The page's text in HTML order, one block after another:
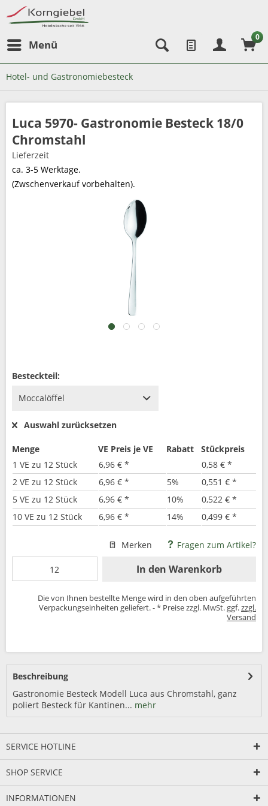
Menü
0
Hotel- und Gastronomiebesteck
Luca 5970- Gastronomie Besteck 18/0
Chromstahl
Lieferzeit
ca. 3-5 Werktage.
(Zwschenverkauf vorbehalten).
Besteckteil:
Auswahl zurücksetzen
Menge VE Preis je VE Rabatt
Stückpreis
1 VE zu 12 Stück
6,96 € *
0,58 € *
2 VE zu 12 Stück
6,96 € * 5%
0,551 € *
5 VE zu 12 Stück
6,96 € * 10%
0,522 € *
10 VE zu 12 Stück
6,96 € * 14% 0,499 € *
Merken Fragen zum Artikel?
In den Warenkorb
Die von Ihnen bestellte Menge wird in den oben aufgeführten
Verpackungseinheiten geliefert. - * Preise zzgl. MwSt. ggf.zzgl.
Versand
Beschreibung
Gastronomie Besteck Modell Luca aus Chromstahl, ganz
poliert Besteck für Kantinen... mehr
SERVICE HOTLINE
SHOP SERVICE
INFORMATIONEN